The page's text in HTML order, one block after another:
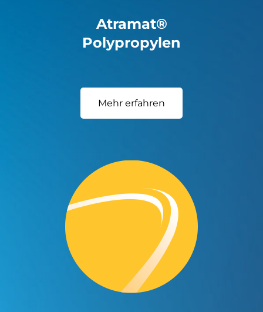
Atramat®
Polypropylen
Mehr erfahren